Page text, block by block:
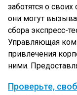
заботятся о
они могут
сбора экспресс-
Управляющая
привлечения
ними.
Проверьте,